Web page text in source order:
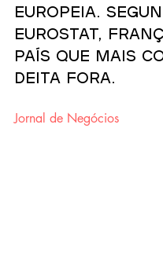
europeia.
Eurostat,
país que mais
deita fora.
Jornal de Negócios